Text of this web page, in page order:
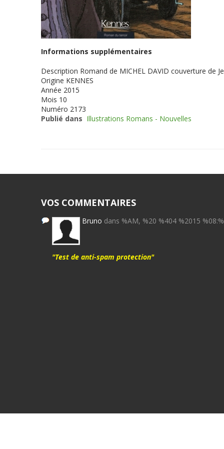
Informations supplémentaires
Description Romand de MICHEL DAVID couverture de
Origine KENNES
Année 2015
Mois 10
Numéro 2173
Publié dans Illustrations Romans - Nouvelles
VOS COMMENTAIRES
Bruno dans %AM, %20 %404 %2015
"Test de anti-spam protection"